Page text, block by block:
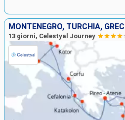
MONTENEGRO, TURCHIA,
13 giorni, Celestyal Journey